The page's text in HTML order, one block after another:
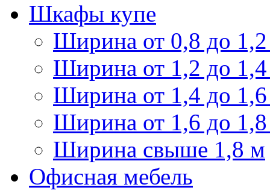
Шкафы купе
Ширина от 0,8 до
Ширина от 1,2 до
Ширина от 1,4 до
Ширина от 1,6 до
Ширина свыше 1,8 м
Офисная мебель